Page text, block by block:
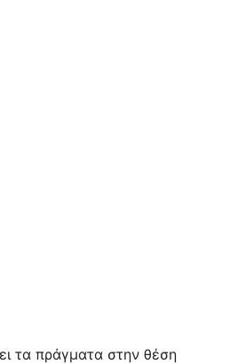
τα πράγματα στην θέση